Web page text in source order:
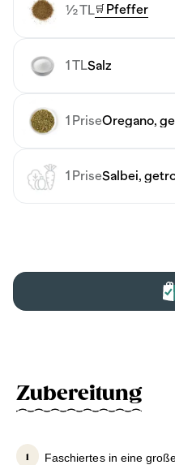
Zubereitung
Faschiertes in eine